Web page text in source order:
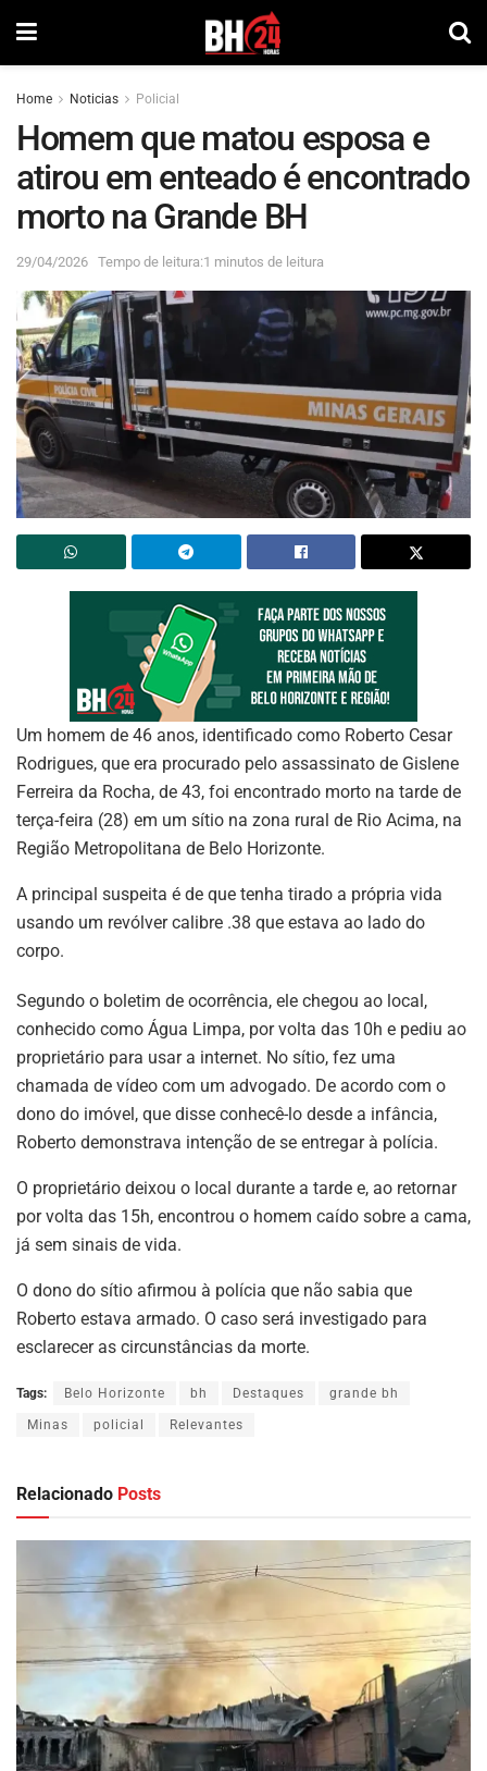
Home Noticias Policial
Homem que matou esposa e
atirou em enteado é encontrado
morto na Grande BH
29/04/2026 Tempo de leitura:1 minutos de leitura
Um homem de 46 anos, identificado como Roberto Cesar
Rodrigues, que era procurado pelo assassinato de Gislene
Ferreira da Rocha, de 43, foi encontrado morto na tarde de
terça-feira (28) em um sítio na zona rural de Rio Acima, na
Região Metropolitana de Belo Horizonte.
A principal suspeita é de que tenha tirado a própria vida
usando um revólver calibre .38 que estava ao lado do
corpo.
Segundo o boletim de ocorrência, ele chegou ao local,
conhecido como Água Limpa, por volta das 10h e pediu ao
proprietário para usar a internet. No sítio, fez uma
chamada de vídeo com um advogado. De acordo com o
dono do imóvel, que disse conhecê-lo desde a infância,
Roberto demonstrava intenção de se entregar à polícia.
O proprietário deixou o local durante a tarde e, ao retornar
por volta das 15h, encontrou o homem caído sobre a cama,
já sem sinais de vida.
O dono do sítio afirmou à polícia que não sabia que
Roberto estava armado. O caso será investigado para
esclarecer as circunstâncias da morte.
Tags: Belo Horizonte bh Destaques grande bh
Minas policial Relevantes
Relacionado Posts